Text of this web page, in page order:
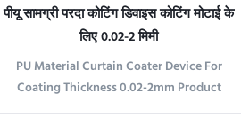
पीयू सामग्री परदा कोटिंग डिवाइस कोटिंग मोटाई के
लिए 0.02-2 मिमी
PU Material Curtain Coater Device For
Coating Thickness 0.02-2mm Product
Overview The Curtain Coating Machine is a